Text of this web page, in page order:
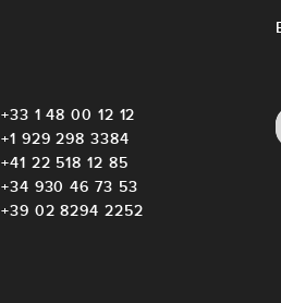
+33 1 48 00 12 12
+1 929 298 3384
+41 22 518 12 85
+34 930 46 73 53
+39 02 8294 2252